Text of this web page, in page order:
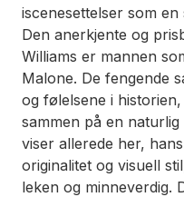
iscenesettelser som
Den anerkjente og
Williams er mannen
Malone. De fengende
og følelsene i
sammen på en
viser allerede her,
originalitet og visuell
leken og minneverdig.